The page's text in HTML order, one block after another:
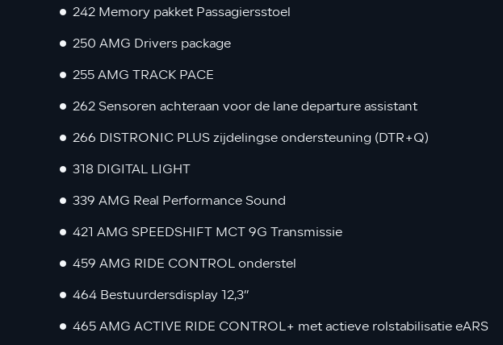
242 Memory pakket Passagiersstoel
250 AMG Drivers package
255 AMG TRACK PACE
262 Sensoren achteraan voor de lane departure assistant
266 DISTRONIC PLUS zijdelingse ondersteuning (DTR+Q)
318 DIGITAL LIGHT
339 AMG Real Performance Sound
421 AMG SPEEDSHIFT MCT 9G Transmissie
459 AMG RIDE CONTROL onderstel
464 Bestuurdersdisplay 12,3’’
465 AMG ACTIVE RIDE CONTROL+ met actieve rolstabilisatie eARS